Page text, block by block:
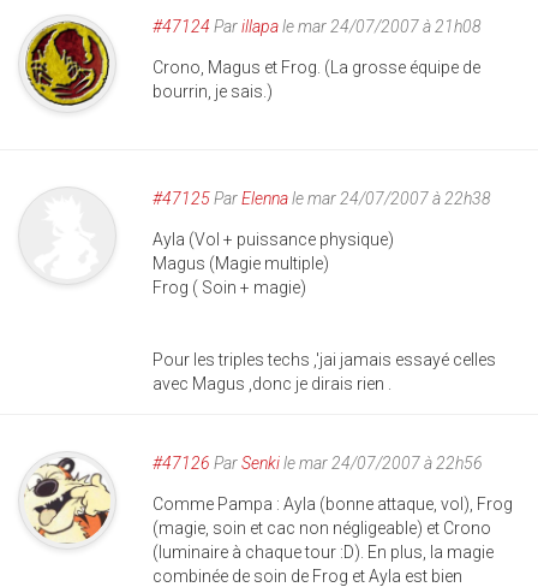
#47124 Parillapale mar 24/07/2007 à 21h08
Crono, Magus et Frog. (La grosse équipe de
bourrin, je sais.)
#47125ParElennale mar 24/07/2007 à 22h38
Ayla (Vol + puissance physique)
Magus (Magie multiple)
Frog ( Soin + magie)
Pour les triples techs ,'jai jamais essayé celles
avec Magus ,donc je dirais rien .
#47126 ParSenkile mar 24/07/2007 à 22h56
Comme Pampa : Ayla (bonne attaque, vol), Frog
(magie, soin et cac non négligeable) et Crono
(luminaire à chaque tour :D). En plus, la magie
combinée de soin de Frog et Ayla est bien